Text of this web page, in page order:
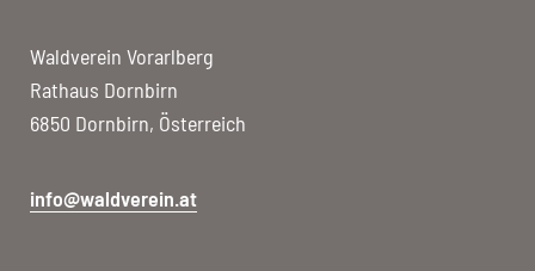
Waldverein Vorarlberg
Rathaus Dornbirn
6850 Dornbirn, Österreich
info@waldverein.at